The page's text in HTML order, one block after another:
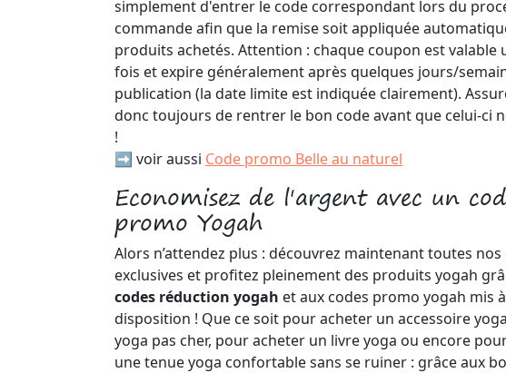
simplement d'entrer le code correspondant lors du
commande afin que la remise soit appliquée
produits achetés. Attention : chaque coupon est valable
fois et expire généralement après quelques jours/
publication (la date limite est indiquée clairement).
donc toujours de rentrer le bon code avant que celui-ci
!
➡️ voir aussi Code promo Belle au naturel
Economisez de l'argent avec un
promo Yogah
Alors n’attendez plus : découvrez maintenant toutes
exclusives et profitez pleinement des produits yogah
codes réduction yogah et aux codes promo yogah mis
disposition ! Que ce soit pour acheter un accessoire
yoga pas cher, pour acheter un livre yoga ou encore
une tenue yoga confortable sans se ruiner : grâce aux